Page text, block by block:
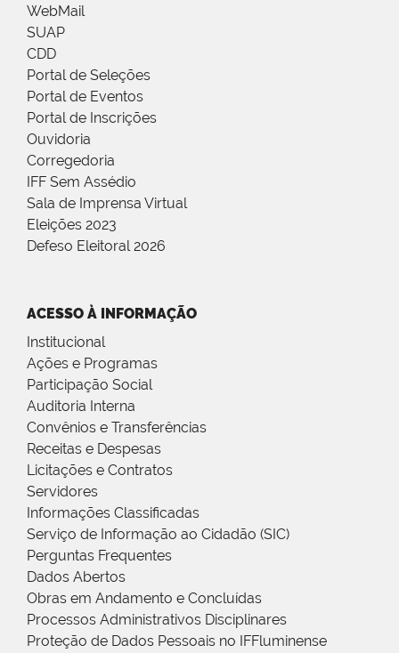
WebMail
SUAP
CDD
Portal de Seleções
Portal de Eventos
Portal de Inscrições
Ouvidoria
Corregedoria
IFF Sem Assédio
Sala de Imprensa Virtual
Eleições 2023
Defeso Eleitoral 2026
ACESSO À INFORMAÇÃO
Institucional
Ações e Programas
Participação Social
Auditoria Interna
Convênios e Transferências
Receitas e Despesas
Licitações e Contratos
Servidores
Informações Classificadas
Serviço de Informação ao Cidadão (SIC)
Perguntas Frequentes
Dados Abertos
Obras em Andamento e Concluídas
Processos Administrativos Disciplinares
Proteção de Dados Pessoais no IFFluminense